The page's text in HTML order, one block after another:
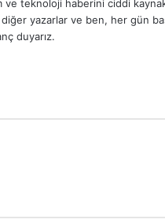
teknoloji haberini ciddi
yazarlar ve ben, her gün
duyarız.